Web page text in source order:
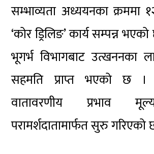
सम्भाव्यता अध्ययनका क्रममा
‘कोर ड्रिलिङ’ कार्य सम्पन्न
भूगर्भ विभागबाट उत्खननका
सहमति प्राप्त भएको छ
वातावरणीय प्रभाव
परामर्शदातामार्फत सुरु गरिएको